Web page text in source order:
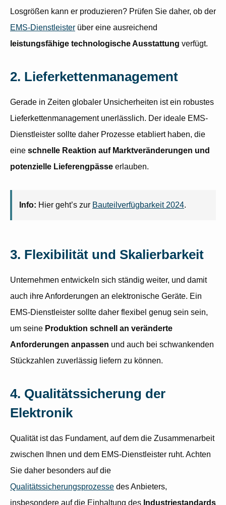
Losgrößen kann er produzieren? Prüfen Sie daher, ob der
EMS-Dienstleister über eine ausreichend
leistungsfähige technologische Ausstattung verfügt.
2. Lieferkettenmanagement
Gerade in Zeiten globaler Unsicherheiten ist ein robustes
Lieferkettenmanagement unerlässlich. Der ideale EMS-
Dienstleister sollte daher Prozesse etabliert haben, die
eine schnelle Reaktion auf Marktveränderungen und
potenzielle Lieferengpässe erlauben.
Info: Hier geht’s zur Bauteilverfügbarkeit 2024.
3. Flexibilität und Skalierbarkeit
Unternehmen entwickeln sich ständig weiter, und damit
auch ihre Anforderungen an elektronische Geräte. Ein
EMS-Dienstleister sollte daher flexibel genug sein sein,
um seine Produktion schnell an veränderte
Anforderungen anpassen und auch bei schwankenden
Stückzahlen zuverlässig liefern zu können.
4. Qualitätssicherung der
Elektronik
Qualität ist das Fundament, auf dem die Zusammenarbeit
zwischen Ihnen und dem EMS-Dienstleister ruht. Achten
Sie daher besonders auf die
Qualitätssicherungsprozesse des Anbieters,
insbesondere auf die Einhaltung des Industriestandards